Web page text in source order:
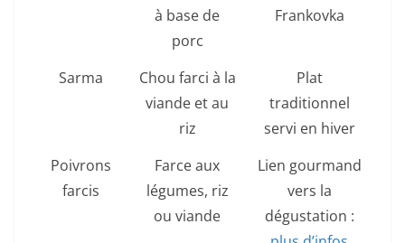
à base de
porc
Frankovka
Sarma
Chou farci à la
viande et au
riz
Plat
traditionnel
servi en hiver
Poivrons
farcis
Farce aux
légumes, riz
ou viande
Lien gourmand
vers la
dégustation :